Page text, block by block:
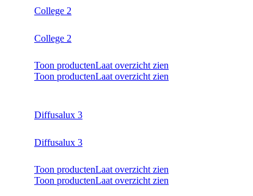
College 2
College 2
Toon productenLaat overzicht zien
Toon productenLaat overzicht zien
Diffusalux 3
Diffusalux 3
Toon productenLaat overzicht zien
Toon productenLaat overzicht zien